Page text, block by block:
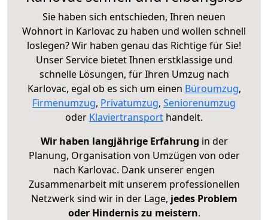
Sie haben sich entschieden, Ihren neuen
Wohnort in Karlovac zu haben und wollen schnell
loslegen? Wir haben genau das Richtige für Sie!
Unser Service bietet Ihnen erstklassige und
schnelle Lösungen, für Ihren Umzug nach
Karlovac, egal ob es sich um einen Büroumzug,
Firmenumzug, Privatumzug, Seniorenumzug
oder Klaviertransport handelt.
Wir haben langjährige Erfahrung in der
Planung, Organisation von Umzügen von oder
nach Karlovac. Dank unserer engen
Zusammenarbeit mit unserem professionellen
Netzwerk sind wir in der Lage, jedes Problem
oder Hindernis zu meistern.